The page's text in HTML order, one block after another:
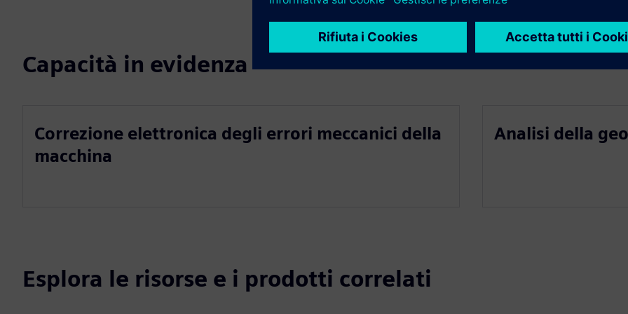
Capacità in evidenza
Correzione elettronica degli errori meccanici della
macchina
Analisi della
Esplora le risorse e i prodotti correlati